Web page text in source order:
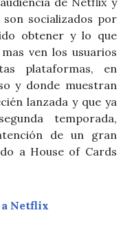
socializados por
obtener y lo que
ven los usuarios
plataformas, en
y donde muestran
lanzada y que ya
temporada,
de un gran
a House of Cards
a Netflix